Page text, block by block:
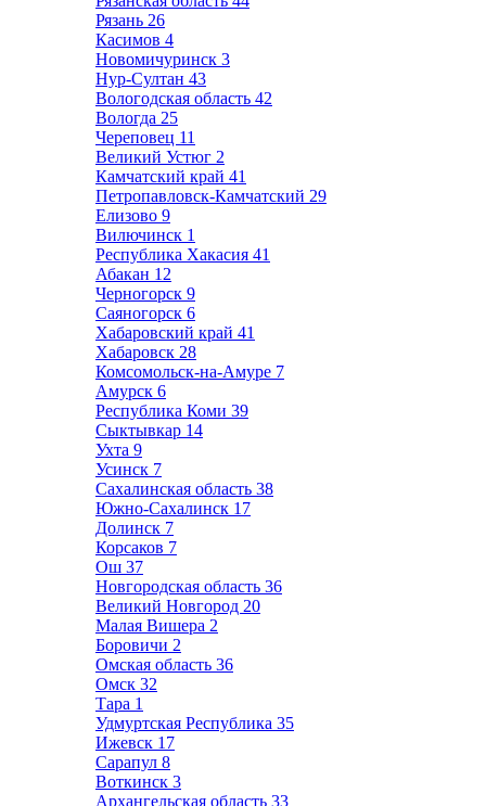
Рязань 26
Касимов 4
Новомичуринск 3
Нур-Султан 43
Вологодская область 42
Вологда 25
Череповец 11
Великий Устюг 2
Камчатский край 41
Петропавловск-Камчатский 29
Елизово 9
Вилючинск 1
Республика Хакасия 41
Абакан 12
Черногорск 9
Саяногорск 6
Хабаровский край 41
Хабаровск 28
Комсомольск-на-Амуре 7
Амурск 6
Республика Коми 39
Сыктывкар 14
Ухта 9
Усинск 7
Сахалинская область 38
Южно-Сахалинск 17
Долинск 7
Корсаков 7
Ош 37
Новгородская область 36
Великий Новгород 20
Малая Вишера 2
Боровичи 2
Омская область 36
Омск 32
Тара 1
Удмуртская Республика 35
Ижевск 17
Сарапул 8
Воткинск 3
Архангельская область 33